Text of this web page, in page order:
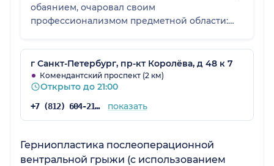
обаянием, очаровал своим
профессионализмом предметной области:
хирурга вели к естественности. Как результат
-довольная, красивая женщина с вновь
поднятой самооценкой!
г Санкт-Петербург, пр-кт Королёва, д 48 к 7
Комендантский проспект (2 км)
Открыто до 21:00
+7 (812) 604-21-61 показать
Герниопластика послеоперационной
вентральной грыжи (с использованием